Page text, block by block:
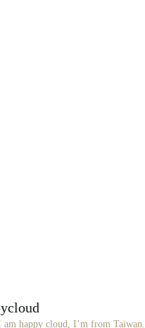
happy cloud, I’m from Taiwan.